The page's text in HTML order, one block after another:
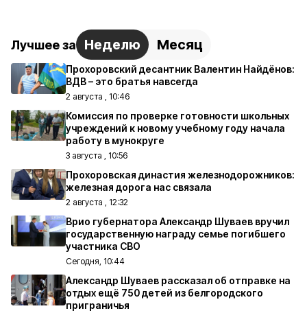
Лучшее за Неделю Месяц
Прохоровский десантник Валентин Найдёнов:
ВДВ – это братья навсегда
2 августа , 10:46
Комиссия по проверке готовности школьных
учреждений к новому учебному году начала
работу в мунокруге
3 августа , 10:56
Прохоровская династия железнодорожников:
железная дорога нас связала
2 августа , 12:32
Врио губернатора Александр Шуваев вручил
государственную награду семье погибшего
участника СВО
Сегодня, 10:44
Александр Шуваев рассказал об отправке на
отдых ещё 750 детей из белгородского
приграничья